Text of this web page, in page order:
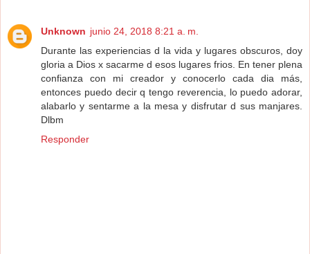
Unknown junio 24, 2018 8:21 a. m.
Durante las experiencias d la vida y lugares obscuros, doy
gloria a Dios x sacarme d esos lugares frios. En tener plena
confianza con mi creador y conocerlo cada dia más,
entonces puedo decir q tengo reverencia, lo puedo adorar,
alabarlo y sentarme a la mesa y disfrutar d sus manjares.
Dlbm
Responder